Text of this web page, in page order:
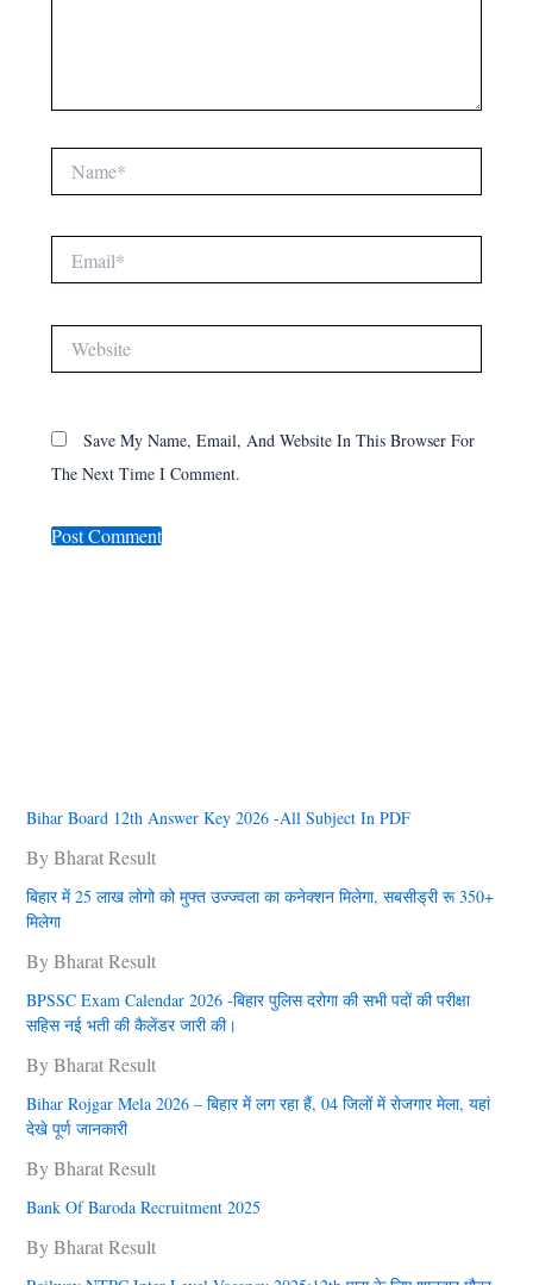
Save My Name, Email, And Website In This Browser For
The Next Time I Comment.
Bihar Board 12th Answer Key 2026 -All Subject In PDF
By Bharat Result
बिहार में 25 लाख लोगो को मुफ्त उज्‍ज्‍वला का कनेक्‍शन मिलेगा, सबसीड्री रू 350+
मिलेगा
By Bharat Result
BPSSC Exam Calendar 2026 -बिहार पुलिस दरोगा की सभी पदों की परीक्षा
सहिस नई भती की कैलेंडर जारी की।
By Bharat Result
Bihar Rojgar Mela 2026 – बिहार में लग रहा हैं, 04 जिलों में राेजगार मेला, यहां
देखे पूर्ण जानकारी
By Bharat Result
Bank Of Baroda Recruitment 2025
By Bharat Result